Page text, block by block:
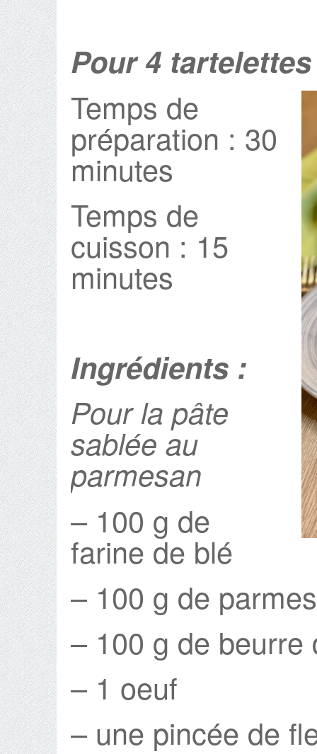
Pour 4
Temps de
préparation : 30
minutes
Temps de
cuisson : 15
minutes
Ingrédients :
Pour la pâte
sablée au
parmesan
– 100 g de
farine de blé
– 100 g de
– 100 g de beurre
– 1 oeuf
– une pincée de